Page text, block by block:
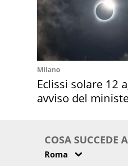
Milano
Eclissi solare 12
avviso del